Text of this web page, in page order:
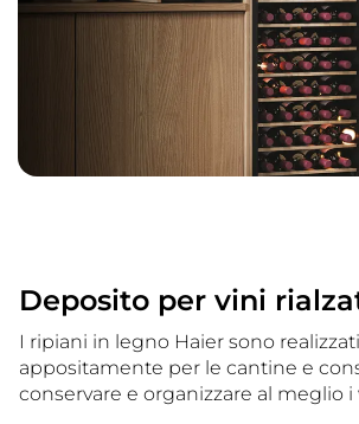
Deposito per vini
I ripiani in legno Haier sono realizzati
appositamente per le cantine e
conservare e organizzare al meglio i